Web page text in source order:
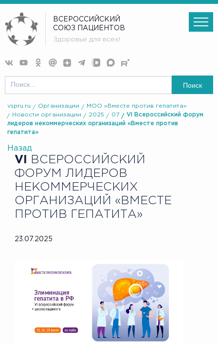
ВСЕРОССИЙСКИЙ
СОЮЗ ПАЦИЕНТОВ
Здоровье для всех!
Поиск
vspru.ru Организации
МОО «Вместе против гепатита»
Новости организации
2025 07
VI Всероссийский форум
лидеров некоммерческих организаций «Вместе против
гепатита»
Назад
VI
ВСЕРОССИЙСКИЙ
ФОРУМ ЛИДЕРОВ
НЕКОММЕРЧЕСКИХ
ОРГАНИЗАЦИЙ «ВМЕСТЕ
ПРОТИВ ГЕПАТИТА»
23.07.2025